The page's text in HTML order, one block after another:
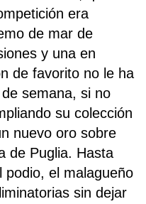
era
de mar de
y una en
de favorito no le ha
semana, si no
su colección
nuevo oro sobre
de Puglia. Hasta
podio, el malagueño
sin dejar